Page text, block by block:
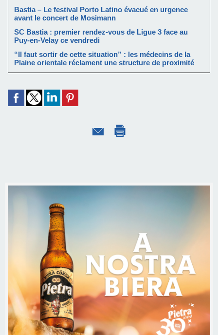
Bastia – Le festival Porto Latino évacué en urgence
avant le concert de Mosimann
SC Bastia : premier rendez-vous de Ligue 3 face au
Puy-en-Velay ce vendredi
“Il faut sortir de cette situation” : les médecins de la
Plaine orientale réclament une structure de proximité